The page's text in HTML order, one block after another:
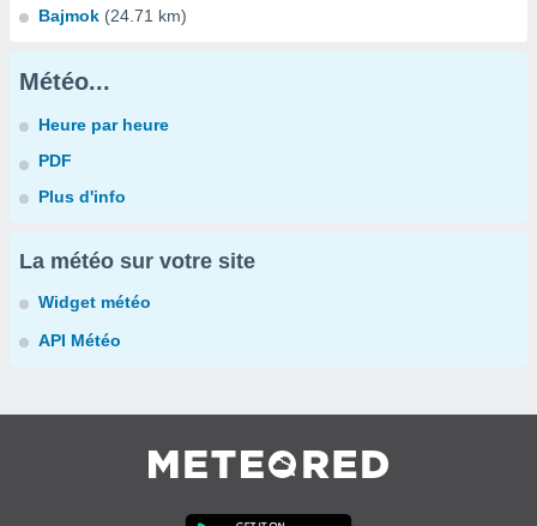
Bajmok (24.71 km)
Météo...
Heure par heure
PDF
Plus d'info
La météo sur votre site
Widget météo
API Météo